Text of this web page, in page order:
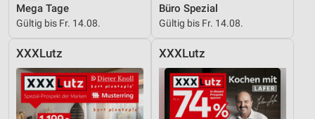
Mega Tage
Gültig bis Fr. 14.08.
Büro Spezial
Gültig bis Fr. 14.08.
XXXLutz XXXLutz